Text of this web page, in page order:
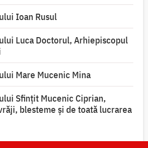
Ioan Rusul
Luca Doctorul, Arhiepiscopul
Mare Mucenic Mina
Sfințit Mucenic Ciprian,
blesteme și de toată lucrarea